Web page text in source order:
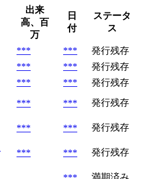
出来
高、百
万
日
付
ステータ
ス
*** ***
発行残存
*** ***
発行残存
*** ***
発行残存
*** ***
発行残存
*** ***
発行残存
*** ***
発行残存
満期済み